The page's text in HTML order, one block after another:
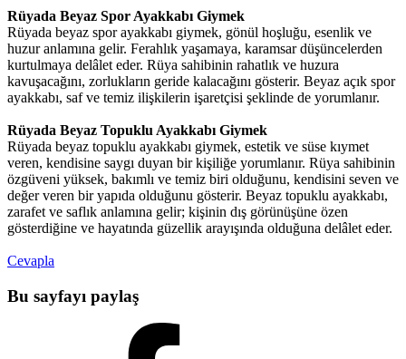
Rüyada Beyaz Spor Ayakkabı Giymek
Rüyada beyaz spor ayakkabı giymek, gönül hoşluğu, esenlik ve
huzur anlamına gelir. Ferahlık yaşamaya, karamsar düşüncelerden
kurtulmaya delâlet eder. Rüya sahibinin rahatlık ve huzura
kavuşacağını, zorlukların geride kalacağını gösterir. Beyaz açık spor
ayakkabı, saf ve temiz ilişkilerin işaretçisi şeklinde de yorumlanır.
Rüyada Beyaz Topuklu Ayakkabı Giymek
Rüyada beyaz topuklu ayakkabı giymek, estetik ve süse kıymet
veren, kendisine saygı duyan bir kişiliğe yorumlanır. Rüya sahibinin
özgüveni yüksek, bakımlı ve temiz biri olduğunu, kendisini seven ve
değer veren bir yapıda olduğunu gösterir. Beyaz topuklu ayakkabı,
zarafet ve saflık anlamına gelir; kişinin dış görünüşüne özen
gösterdiğine ve hayatında güzellik arayışında olduğuna delâlet eder.
Cevapla
Bu sayfayı paylaş